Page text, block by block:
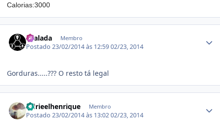
Calorias:3000
xSalada Membro
Postado23/02/2014 às 12:5902/23, 2014
Gorduras.....??? O resto tá legal
Adrieelhenrique Membro
Postado23/02/2014 às 13:0202/23, 2014